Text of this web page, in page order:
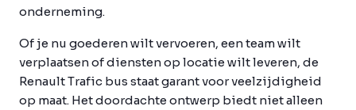
onderneming.
Of je nu goederen wilt vervoeren, een team wilt
verplaatsen of diensten op locatie wilt leveren, de
Renault Trafic bus staat garant voor veelzijdigheid
op maat. Het doordachte ontwerp biedt niet alleen